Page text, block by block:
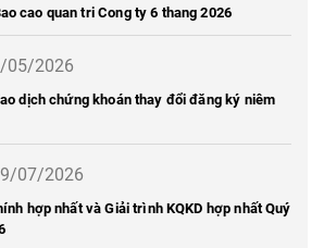
cao quan tri Cong ty 6 thang 2026
05/2026
dịch chứng khoán thay đổi đăng ký niêm
07/2026
hợp nhất và Giải trình KQKD hợp nhất Quý